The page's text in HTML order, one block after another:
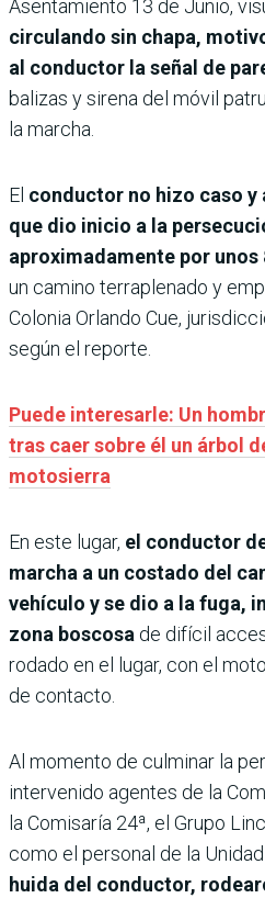
Asentamiento 13 de Junio,
circulando sin chapa,
al conductor la señal de
balizas y sirena del móvil
la marcha.
El conductor no hizo caso y
que dio inicio a la
aproximadamente por
un camino terraplenado y
Colonia Orlando Cue,
según el reporte.
Puede interesarle: Un
tras caer sobre él un árbol
motosierra
En este lugar, el conductor
marcha a un costado del
vehículo y se dio a la fuga,
zona boscosa de difícil
rodado en el lugar, con el
de contacto.
Al momento de culminar la
intervenido agentes de la
la Comisaría 24ª, el Grupo
como el personal de la
huida del conductor,